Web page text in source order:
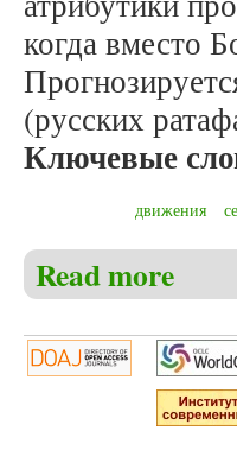
когда вместо
(русских
Ключевые
движения
Read more